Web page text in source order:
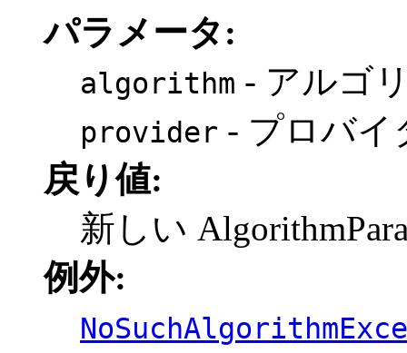
パラメータ:
algorithm - アルゴ
provider - プロバイ
戻り値:
新しい
例外: